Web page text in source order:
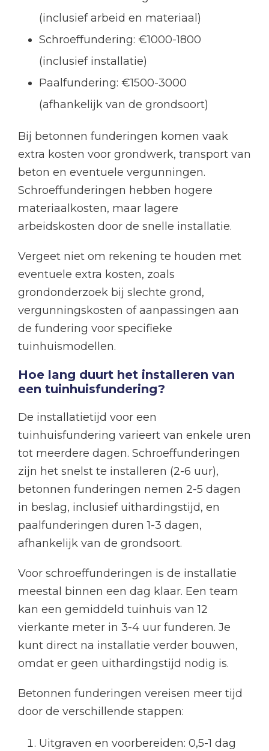
(inclusief arbeid en materiaal)
Schroeffundering: €1000-1800
(inclusief installatie)
Paalfundering: €1500-3000
(afhankelijk van de grondsoort)
Bij betonnen funderingen komen vaak
extra kosten voor grondwerk, transport van
beton en eventuele vergunningen.
Schroeffunderingen hebben hogere
materiaalkosten, maar lagere
arbeidskosten door de snelle installatie.
Vergeet niet om rekening te houden met
eventuele extra kosten, zoals
grondonderzoek bij slechte grond,
vergunningskosten of aanpassingen aan
de fundering voor specifieke
tuinhuismodellen.
Hoe lang duurt het installeren van
een tuinhuisfundering?
De installatietijd voor een
tuinhuisfundering varieert van enkele uren
tot meerdere dagen. Schroeffunderingen
zijn het snelst te installeren (2-6 uur),
betonnen funderingen nemen 2-5 dagen
in beslag, inclusief uithardingstijd, en
paalfunderingen duren 1-3 dagen,
afhankelijk van de grondsoort.
Voor schroeffunderingen is de installatie
meestal binnen een dag klaar. Een team
kan een gemiddeld tuinhuis van 12
vierkante meter in 3-4 uur funderen. Je
kunt direct na installatie verder bouwen,
omdat er geen uithardingstijd nodig is.
Betonnen funderingen vereisen meer tijd
door de verschillende stappen:
Uitgraven en voorbereiden: 0,5-1 dag